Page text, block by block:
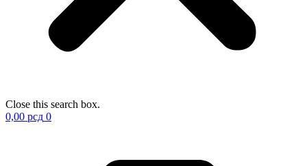
Close this search box.
0,00 рсд 0